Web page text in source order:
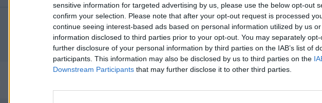
sensitive information for targeted advertising by us, please use the below opt-out
confirm your selection. Please note that after your opt-out request is processed
continue seeing interest-based ads based on personal information utilized by us
information disclosed to third parties prior to your opt-out. You may separately
further disclosure of your personal information by third parties on the IAB’s list of
participants. This information may also be disclosed by us to third parties on the
Downstream Participants that may further disclose it to other third parties.
Bonus Malus Presenze a voto